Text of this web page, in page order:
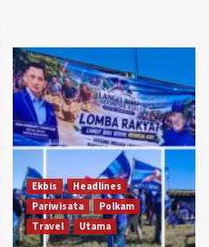
Ekbis
Headlines
Pariwisata
Polkam
Travel
Utama